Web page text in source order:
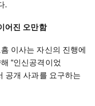
.
어진 오만함
이사는 자신의 진행에
“인신공격이었
공개 사과를 요구하는